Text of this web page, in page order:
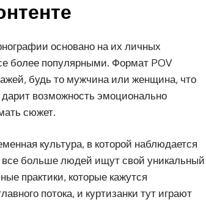
основано на их личных
более популярными. Формат POV
будь то мужчина или женщина, что
возможность эмоционально
сюжет.
культура, в которой наблюдается
больше людей ищут свой уникальный
практики, которые кажутся
потока, и куртизанки тут играют